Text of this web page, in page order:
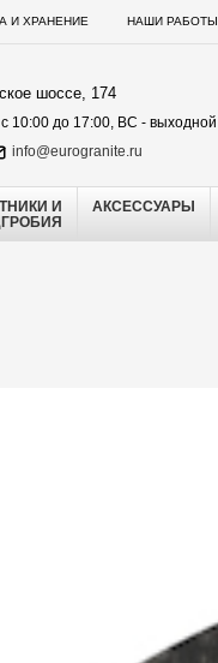
И ХРАНЕНИЕ НАШИ РАБОТЫ
шоссе, 174
10:00 до 17:00, ВС - выходной
info@eurogranite.ru
И
АКСЕССУАРЫ